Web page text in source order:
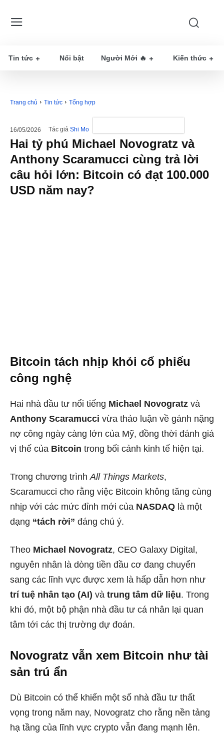
Tin tức Nổi bật Người Mới 🔥 Kiến thức
Trang chủ Tin tức Tổng hợp
16/05/2026 Tác giả Shi Mo
Hai tỷ phú Michael Novogratz và
Anthony Scaramucci cùng trả lời
câu hỏi lớn: Bitcoin có đạt 100.000
USD năm nay?
Bitcoin tách nhịp khỏi cổ phiếu
công nghệ
Hai nhà đầu tư nổi tiếng Michael Novogratz và
Anthony Scaramucci vừa thảo luận về gánh nặng
nợ công ngày càng lớn của Mỹ, đồng thời đánh giá
vị thế của Bitcoin trong bối cảnh kinh tế hiện tại.
Trong chương trìnhAll Things Markets,
Scaramucci cho rằng việc Bitcoin không tăng cùng
nhịp với các mức đỉnh mới của NASDAQ là một
dạng “tách rời” đáng chú ý.
Theo Michael Novogratz, CEO Galaxy Digital,
nguyên nhân là dòng tiền đầu cơ đang chuyển
sang các lĩnh vực được xem là hấp dẫn hơn như
trí tuệ nhân tạo (AI) và trung tâm dữ liệu. Trong
khi đó, một bộ phận nhà đầu tư cá nhân lại quan
tâm tới các thị trường dự đoán.
Novogratz vẫn xem Bitcoin như tài
sản trú ẩn
Dù Bitcoin có thể khiến một số nhà đầu tư thất
vọng trong năm nay, Novogratz cho rằng nền tảng
hạ tầng của lĩnh vực crypto vẫn đang mạnh lên.